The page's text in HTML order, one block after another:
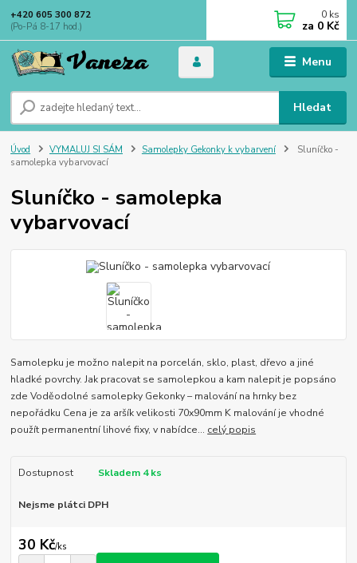
Menu
Hledat
+420 605 300 872
(Po-Pá 8-17 hod.)
0 ks
za 0 Kč
Úvod VYMALUJ SI SÁM Samolepky Gekonky k vybarvení
Sluníčko -
samolepka vybarvovací
Sluníčko - samolepka
vybarvovací
Samolepku je možno nalepit na porcelán, sklo, plast, dřevo a jiné
hladké povrchy. Jak pracovat se samolepkou a kam nalepit je popsáno
zde Voděodolné samolepky Gekonky – malování na hrnky bez
nepořádku Cena je za aršík velikosti 70x90mm K malování je vhodné
použít permanentní lihové fixy, v nabídce... celý popis
Dostupnost Skladem 4 ks
Nejsme plátci DPH
30 Kč/ks